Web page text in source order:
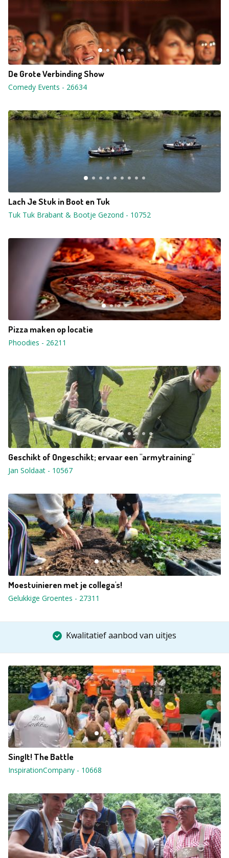
De Grote Verbinding Show
Comedy Events - 26634
Lach Je Stuk in Boot en Tuk
Tuk Tuk Brabant & Bootje Gezond - 10752
Pizza maken op locatie
Phoodies - 26211
Geschikt of Ongeschikt; ervaar een "armytraining"
Jan Soldaat - 10567
Moestuinieren met je collega's!
Gelukkige Groentes - 27311
Kwalitatief aanbod van uitjes
SingIt! The Battle
InspirationCompany - 10668